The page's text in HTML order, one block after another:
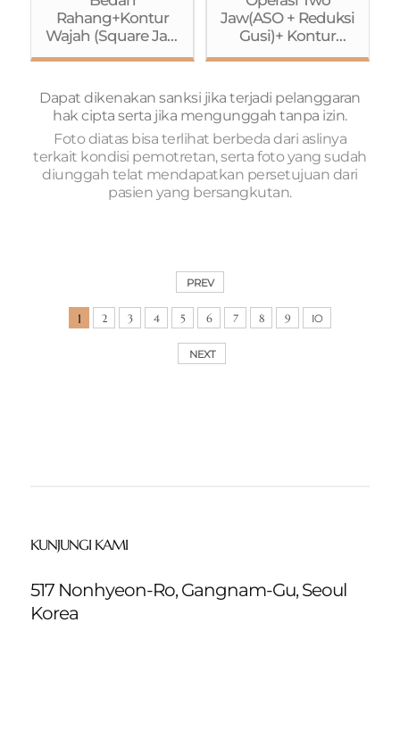
Ptosis dengan
Metode
Jahitan)+Rhinoplas
ty (Osteotomy)
Rahang+Kontur
Wajah (Square Jaw
Reduction
Rahang
Kotak)+Pengecilan
Tulang
Pipi+Genioplasty)+
Operasi Mata
(Koreksi Ptosis
dengan Metode
Jaw(ASO + Reduksi
Gusi)+ Kontur
Wajah(Reduksi
Pipi+Rahang
Kotak+Genioplasty)
+ Buccal Fat
Removal+Operasi
Mata (Metode
Jahitan+Koreksi
Ptosis)+Rhinoplast
Dapat dikenakan sanksi jika terjadi pelanggaran
hak cipta serta jika mengunggah tanpa izin.
Foto diatas bisa terlihat berbeda dari aslinya
terkait kondisi pemotretan, serta foto yang sudah
diunggah telat mendapatkan persetujuan dari
pasien yang bersangkutan.
PREV
1 2 3 4 5 6 7 8 9 10
NEXT
KUNJUNGI KAMI
517 Nonhyeon-Ro, Gangnam-Gu, Seoul
Korea